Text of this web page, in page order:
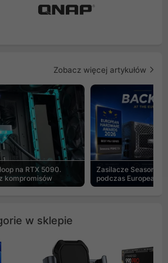
Zobacz więcej artykułów
na RTX 5090.
kompromisów
Zasilacze Seasonic
podczas European
w sklepie